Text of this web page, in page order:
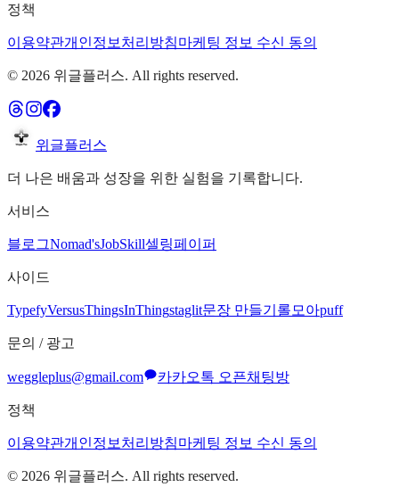
정책
이용약관개인정보처리방침마케팅 정보 수신 동의
© 2026 위글플러스. All rights reserved.
위글플러스
더 나은 배움과 성장을 위한 실험을 기록합니다.
서비스
블로그Nomad'sJobSkill셀링페이퍼
사이드
TypefyVersusThingsInThingstaglit문장 만들기 롤모아puff
문의 / 광고
weggleplus@gmail.com 카카오톡 오픈채팅방
정책
이용약관개인정보처리방침마케팅 정보 수신 동의
© 2026 위글플러스. All rights reserved.